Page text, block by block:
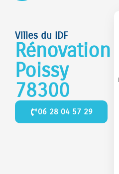
Villes du IDF
Rénovation
Poissy
78300
06 28 04 57 29